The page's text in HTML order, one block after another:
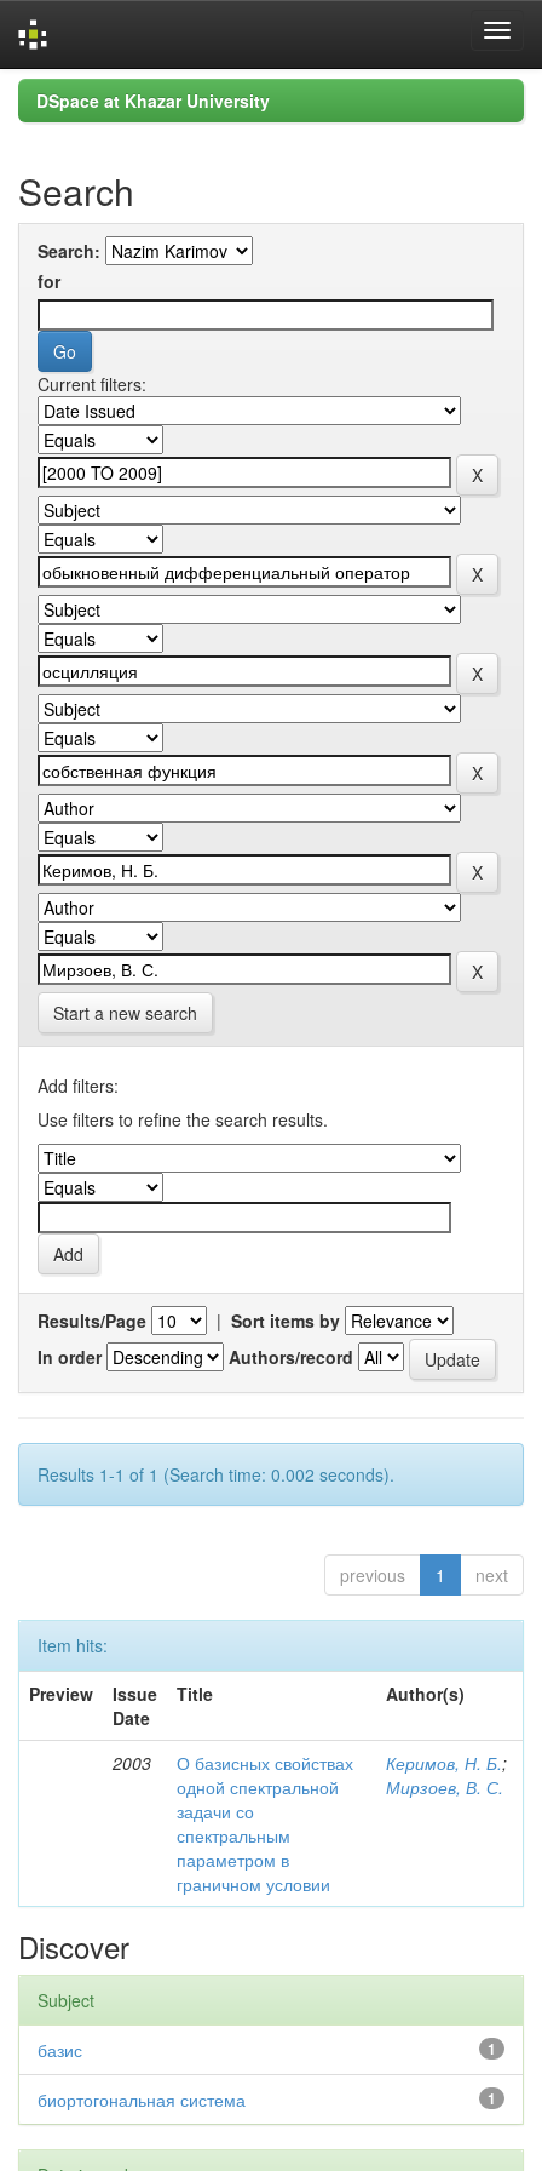
Skip
navigation
DSpace at Khazar University
Search
Search:
for
Current filters:
Start a new search
Add filters:
Use filters to refine the search results.
Results/Page | Sort items by
In order
Authors/record
Results 1-1 of 1 (Search time: 0.002 seconds).
previous 1 next
Item hits:
Preview
Issue
Date
Title Author(s)
2003
О базисных свойствах
одной спектральной
задачи со
спектральным
параметром в
граничном условии
Керимов, Н. Б.;
Мирзоев, В. С.
Discover
Subject
1
базис
1
биортогональная система